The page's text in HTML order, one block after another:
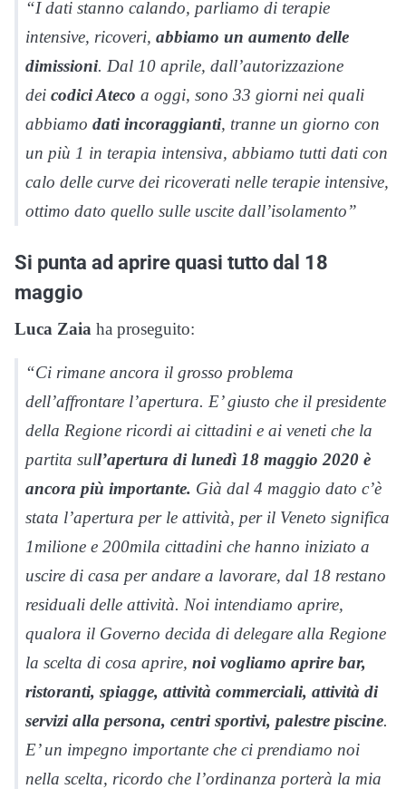
“I dati stanno calando, parliamo di terapie
intensive, ricoveri, abbiamo un aumento delle
dimissioni. Dal 10 aprile, dall’autorizzazione
dei codici Ateco a oggi, sono 33 giorni nei quali
abbiamo dati incoraggianti, tranne un giorno con
un più 1 in terapia intensiva, abbiamo tutti dati con
calo delle curve dei ricoverati nelle terapie intensive,
ottimo dato quello sulle uscite dall’isolamento”
Si punta ad aprire quasi tutto dal 18
maggio
Luca Zaia ha proseguito:
“Ci rimane ancora il grosso problema
dell’affrontare l’apertura. E’ giusto che il presidente
della Regione ricordi ai cittadini e ai veneti che la
partita sull’apertura di lunedì 18 maggio 2020 è
ancora più importante. Già dal 4 maggio dato c’è
stata l’apertura per le attività, per il Veneto significa
1milione e 200mila cittadini che hanno iniziato a
uscire di casa per andare a lavorare, dal 18 restano
residuali delle attività. Noi intendiamo aprire,
qualora il Governo decida di delegare alla Regione
la scelta di cosa aprire, noi vogliamo aprire bar,
ristoranti, spiagge, attività commerciali, attività di
servizi alla persona, centri sportivi, palestre piscine.
E’ un impegno importante che ci prendiamo noi
nella scelta, ricordo che l’ordinanza porterà la mia